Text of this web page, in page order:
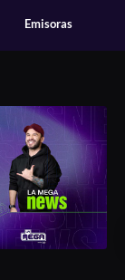
Emisoras